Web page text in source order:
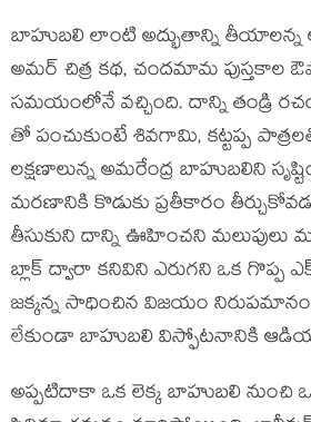
బాహుబలి లాంటి అద్భుతాన్ని
అమర్ చిత్ర కథ, చందమామ పుస్తకాల
సమయంలోనే వచ్చింది. దాన్ని తండ్రి
తో పంచుకుంటే శివగామి, కట్టప్ప
లక్షణాలున్న అమరేంద్ర బాహుబలిని
మరణానికి కొడుకు ప్రతీకారం
తీసుకుని దాన్ని ఊహించని మలుపులు
బ్లాక్ ద్వారా కనివిని ఎరుగని ఒక గొప్ప
జక్కన్న సాధించిన విజయం
లేకుండా బాహుబలి విస్ఫోటనానికి
అప్పటిదాకా ఒక లెక్క బాహుబలి నుంచి